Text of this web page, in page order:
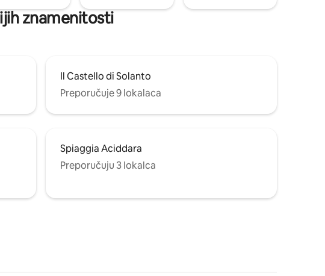
znamenitosti
Il Castello di Solanto
Preporučuje 9 lokalaca
Spiaggia Aciddara
Preporučuju 3 lokalca